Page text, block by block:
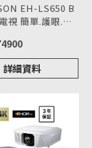
EH-LS650 B
視 簡單.護眼.大
詳細資料